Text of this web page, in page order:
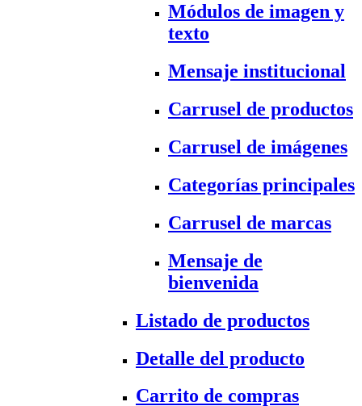
Módulos de imagen y
texto
Mensaje institucional
Carrusel de productos
Carrusel de imágenes
Categorías principales
Carrusel de marcas
Mensaje de
bienvenida
Listado de productos
Detalle del producto
Carrito de compras